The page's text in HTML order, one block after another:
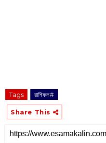
Tags রাশিফল#
Share This